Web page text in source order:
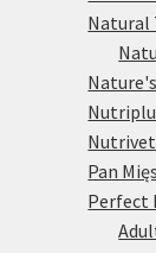
Natural
Pan
Perfect